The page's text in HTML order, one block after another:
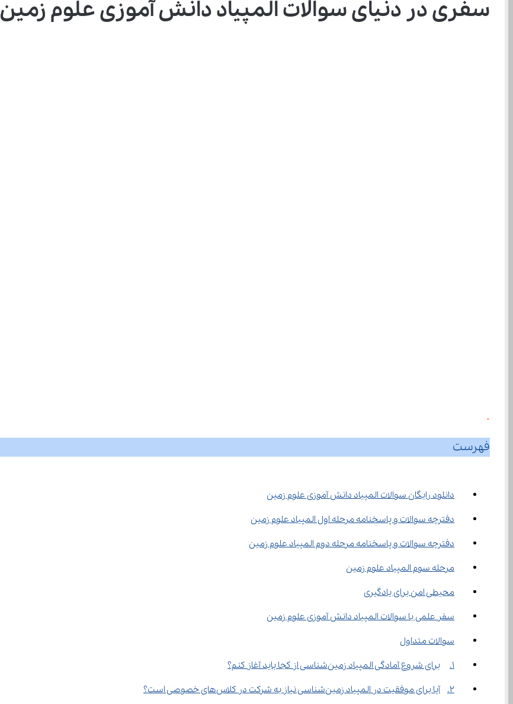
سفری در دنیای سوالات المپیاد دانش آموزی علوم زمین
0
فهرست
دانلود رایگان سوالات المپیاد دانش آموزی علوم زمین
دفترچه سوالات و پاسخنامه مرحله اول المپیاد علوم زمین
دفترچه سوالات و پاسخنامه مرحله دوم المپیاد علوم زمین
مرحله سوم المپیاد علوم زمین
محیطی امن برای یادگیری
سفر علمی با سوالات المپیاد دانش آموزی علوم زمین
سوالات متداول
1.	برای شروع آمادگی المپیاد زمین‌شناسی از کجا باید آغاز کنم؟
2.	آیا برای موفقیت در المپیاد زمین‌شناسی نیاز به شرکت در کلاس‌های خصوصی است؟